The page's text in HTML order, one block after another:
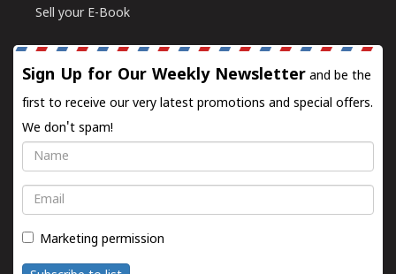
Sell your E-Book
Sign Up for Our Weekly Newsletter and be the
first to receive our very latest promotions and special offers.
We don't spam!
Name
Email
Marketing permission